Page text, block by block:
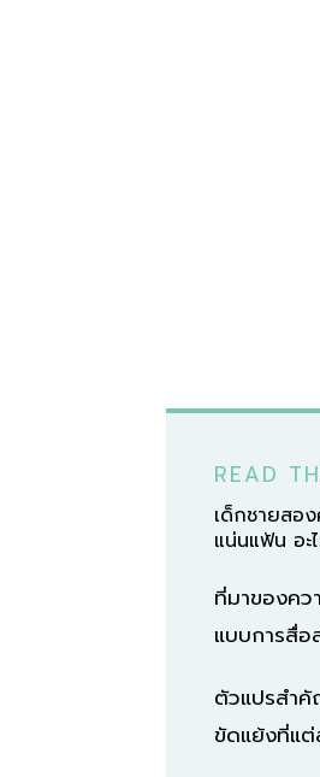
READ
เด็กชายสอ
แน่นแฟ้น อะ
ที่มาของค
แบบการสื่
ตัวแปรสำ
ขัดแย้งที่แต่